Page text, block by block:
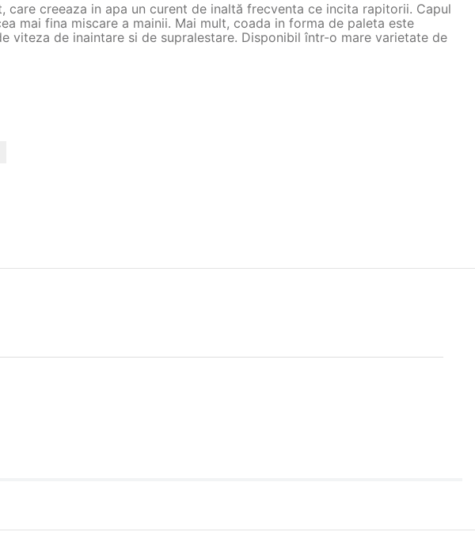
creeaza in apa un curent de inaltă frecventa ce incita rapitorii. Capul
mai fina miscare a mainii. Mai mult, coada in forma de paleta este
viteza de inaintare si de supralestare. Disponibil într-o mare varietate de